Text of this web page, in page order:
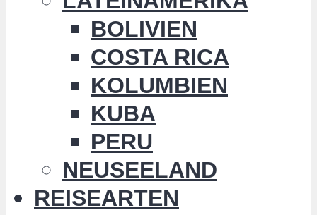
BOLIVIEN
COSTA RICA
KOLUMBIEN
KUBA
PERU
NEUSEELAND
REISEARTEN